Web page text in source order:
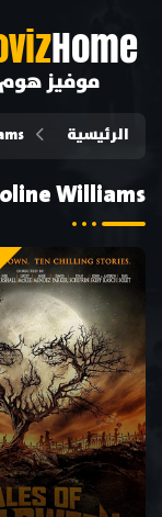
Home
موفيز هوم
الرئيسية
Williams